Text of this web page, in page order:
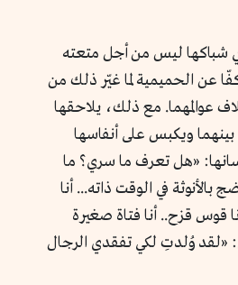
شباكها ليس من أجل متعته
عن الحميمية لما غيّر ذلك من
عوالمهما. مع ذلك، يلاحقها
ويكبس على أنفاسها
«هل تعرف ما سري؟ ما
في الوقت ذاته... أنا
قوس قزح.. أنا فتاة صغيرة
«لقد وُلدتِ لكي تفقدي الرجال